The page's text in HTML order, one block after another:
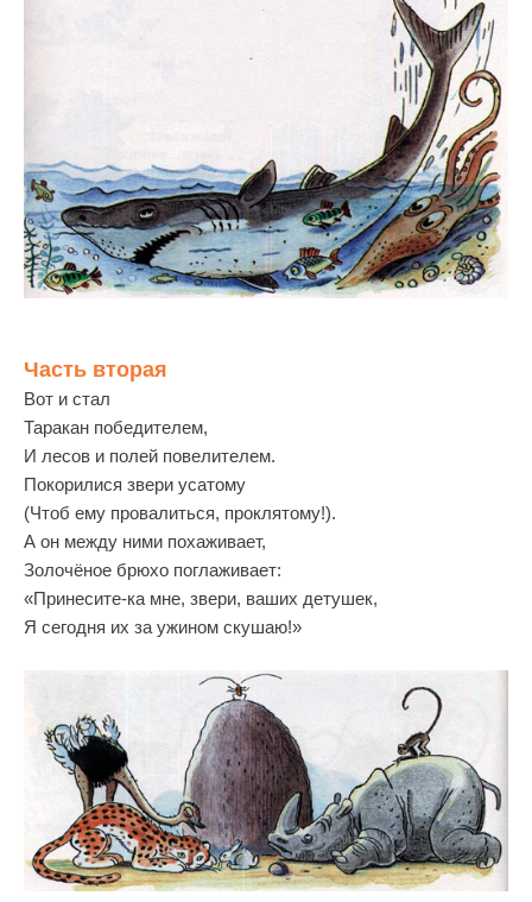
Часть вторая
Вот и стал
Таракан победителем,
И лесов и полей повелителем.
Покорилися звери усатому
(Чтоб ему провалиться, проклятому!).
А он между ними похаживает,
Золочёное брюхо поглаживает:
«Принесите-ка мне, звери, ваших детушек,
Я сегодня их за ужином скушаю!»